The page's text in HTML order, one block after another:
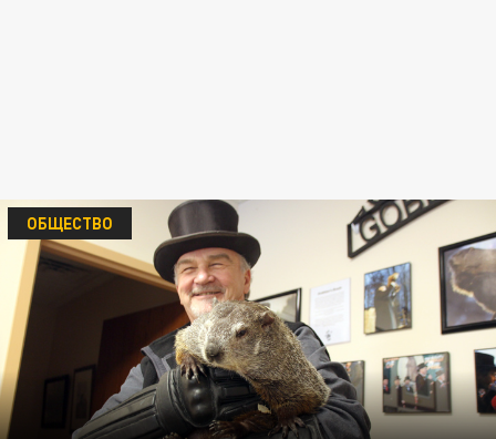
ОБЩЕСТВО